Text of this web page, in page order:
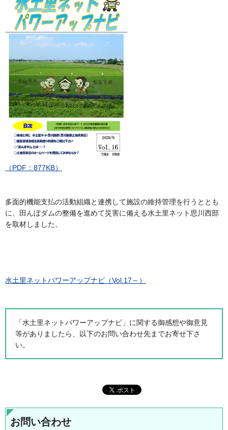
（PDF：877KB）
多面的機能支払の活動組織と連携して施設の維持管理を行うととも
に、田んぼダムの整備を進めて災害に備える水土里ネット思川西部
を取材しました。
水土里ネットパワーアップナビ（Vol.17～）
「水土里ネットパワーアップナビ」に関する御感想や御意見
等がありましたら、以下のお問い合わせ先までお寄せ下さ
い。
お問い合わせ